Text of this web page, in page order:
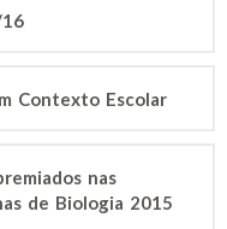
Contexto Escolar
nas
de Biologia 2015